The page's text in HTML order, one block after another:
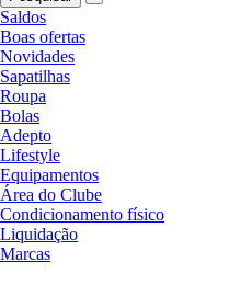
Saldos
Boas ofertas
Novidades
Sapatilhas
Roupa
Bolas
Adepto
Lifestyle
Equipamentos
Área do Clube
Condicionamento físico
Liquidação
Marcas